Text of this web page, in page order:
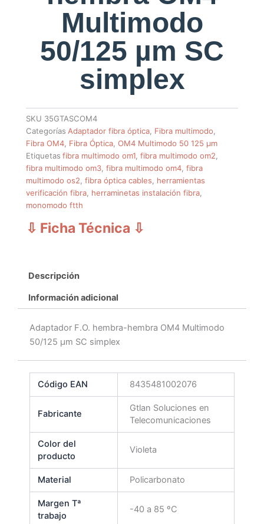
Multimodo
50/125 µm SC
simplex
SKU 35GTASCOM4
Categorías Adaptador fibra óptica Fibra multimodo
Fibra OM4 Fibra Óptica ,OM4 Multimodo 50 125 µm
Etiquetas fibra multimodo om1 ,fibra multimodo om2
fibra multimodo om3 ,fibra multimodo om4 ,fibra
multimodo os2 ,fibra óptica cables
herramientas
verificación fibra herraminetas instalación fibra
monomodo ftth
⇩ Ficha Técnica ⇩
Descripción
Información adicional
Adaptador F.O. hembra-hembra OM4 Multimodo
50/125 µm SC simplex
Código EAN 8435481002076
Fabricante
Gtlan Soluciones en
Telecomunicaciones
Color del
producto
Violeta
Material Policarbonato
Margen Tª
trabajo
-40 a 85 ºC